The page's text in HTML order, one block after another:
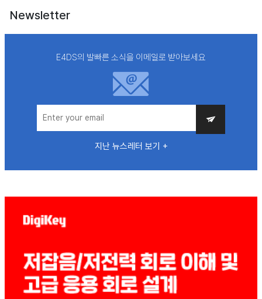
Newsletter
E4DS의 발빠른 소식을 이메일로 받아보세요
지난 뉴스레터 보기 +